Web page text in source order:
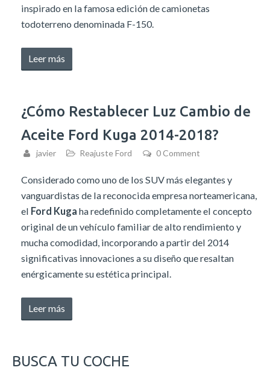
inspirado en la famosa edición de camionetas
todoterreno denominada F-150.
Leer más
luz
Ford
Raptor
150
2010-
¿Cómo Restablecer Luz Cambio de
Aceite Ford Kuga 2014-2018?
javier Reajuste Ford 0 Comment
Considerado como uno de los SUV más elegantes y
vanguardistas de la reconocida empresa norteamericana,
el Ford Kuga ha redefinido completamente el concepto
original de un vehículo familiar de alto rendimiento y
mucha comodidad, incorporando a partir del 2014
significativas innovaciones a su diseño que resaltan
enérgicamente su estética principal.
Leer más
Restablecer
Cambio
de
BUSCA TU COCHE